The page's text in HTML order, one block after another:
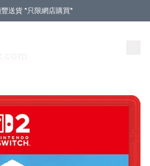
送貨 *只限網店購買*